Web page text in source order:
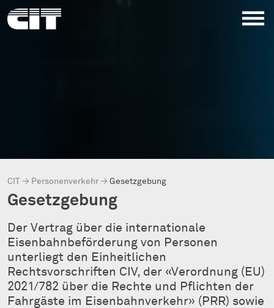
CIT → Personenverkehr → Gesetzgebung
Gesetzgebung
Der Vertrag über die internationale
Eisenbahnbeförderung von Personen
unterliegt den Einheitlichen
Rechtsvorschriften CIV, der «Verordnung (EU)
2021/782 über die Rechte und Pflichten der
Fahrgäste im Eisenbahnverkehr» (PRR) sowie